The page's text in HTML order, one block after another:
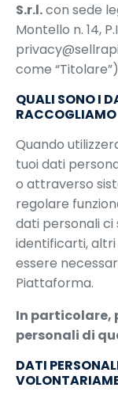
S.r.l.con sede
Montello n. 14,
come
QUALI SONO I
RACCOGLIAMO
Quando
tuoi dati
o attraverso
regolare
dati personali
identificarti,
essere
Piattaforma.
In particolare,
personali di
DATI